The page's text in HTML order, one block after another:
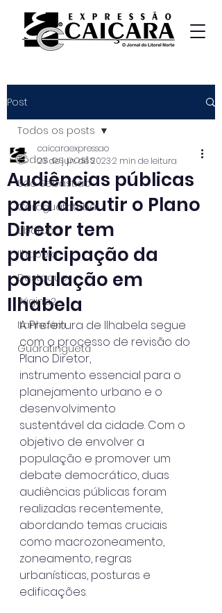
Post
Todos os posts
São Sebastião
Caraguatatuba
Ubatuba
Ilhabela
Destaque
Página2
Itanhaém
Guaratinguetá
Todos os posts
Audiências públicas
para discutir o Plano
Diretor tem
participação da
população em
Ilhabela
caicaraexpressao
23 de jun. de 20232 min de leitura
A Prefeitura de Ilhabela segue
com o processo de revisão do
Plano Diretor,
instrumento essencial para o
planejamento urbano e o
desenvolvimento
sustentável da cidade. Com o
objetivo de envolver a
população e promover um
debate democrático, duas
audiências públicas foram
realizadas recentemente,
abordando temas cruciais
como macrozoneamento,
zoneamento, regras
urbanísticas, posturas e
edificações.